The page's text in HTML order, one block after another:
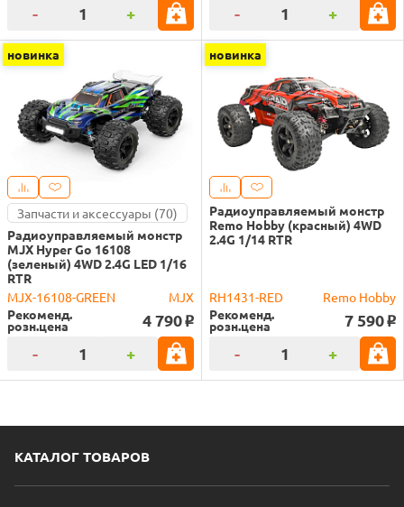
- + - +
новинка
Запчасти и аксессуары (70)
Радиоуправляемый монстр
MJX Hyper Go 16108
(зеленый) 4WD 2.4G LED 1/16
RTR
MJX-16108-GREEN
MJX
Рекоменд.
розн.цена 4 790 o
- +
новинка
Радиоуправляемый монстр
Remo Hobby (красный) 4WD
2.4G 1/14 RTR
RH1431-RED
Remo Hobby
Рекоменд.
розн.цена 7 590 o
- +
КАТАЛОГ ТОВАРОВ